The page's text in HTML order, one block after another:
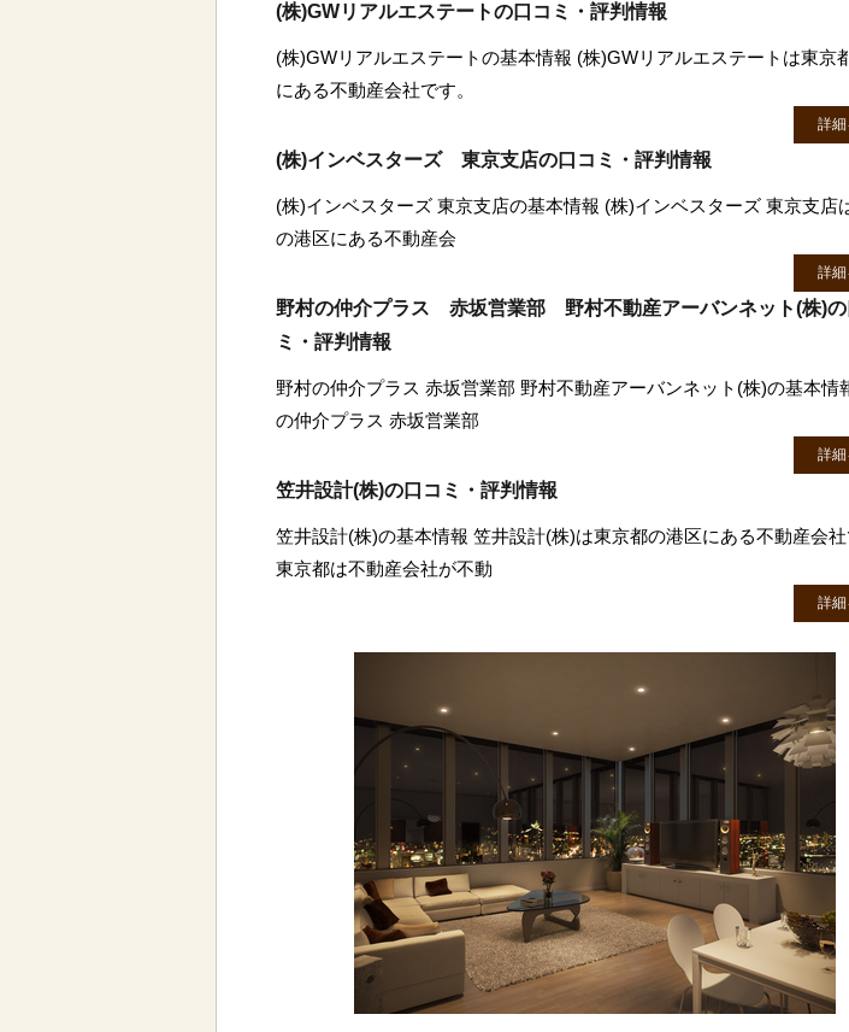
(株)GWリアルエステートの口コミ・評判情報
(株)GWリアルエステートの基本情報 (株)GWリアルエステートは東京
にある不動産会社です。
詳細
(株)インベスターズ 東京支店の口コミ・評判情報
(株)インベスターズ 東京支店の基本情報 (株)インベスターズ 東京支店
の港区にある不動産会
詳細
野村の仲介プラス 赤坂営業部 野村不動産アーバンネット(株)の
ミ・評判情報
野村の仲介プラス 赤坂営業部 野村不動産アーバンネット(株)の基本情
の仲介プラス 赤坂営業部
詳細
笠井設計(株)の口コミ・評判情報
笠井設計(株)の基本情報 笠井設計(株)は東京都の港区にある不動産会社
東京都は不動産会社が不動
詳細